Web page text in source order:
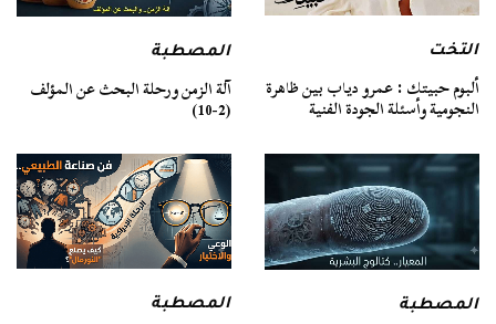
التخت
ألبوم حبيتك : عمرو دياب بين ظاهرة
النجومية وأسئلة الجودة الفنية
المصطبة
آلة الزمن ورحلة البحث عن المؤلف
(2-10)
المصطبة المصطبة